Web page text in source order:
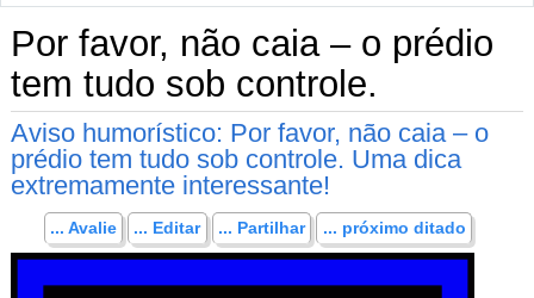
Por favor, não caia – o prédio
tem tudo sob controle.
Aviso humorístico: Por favor, não caia – o
prédio tem tudo sob controle. Uma dica
extremamente interessante!
... Avalie ... Editar ... Partilhar ... próximo ditado